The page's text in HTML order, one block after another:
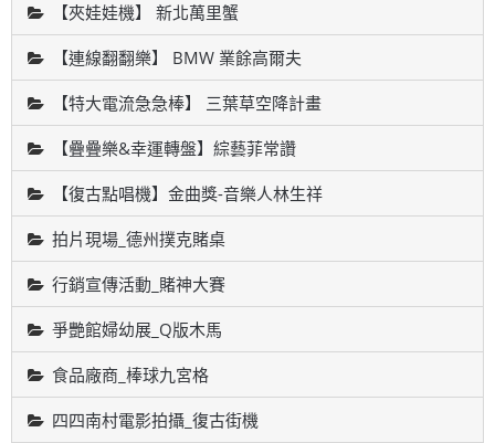
【夾娃娃機】 新北萬里蟹
【連線翻翻樂】 BMW 業餘高爾夫
【特大電流急急棒】 三葉草空降計畫
【疊疊樂&幸運轉盤】綜藝菲常讚
【復古點唱機】金曲獎-音樂人林生祥
拍片現場_德州撲克賭桌
行銷宣傳活動_賭神大賽
爭艷館婦幼展_Q版木馬
食品廠商_棒球九宮格
四四南村電影拍攝_復古街機